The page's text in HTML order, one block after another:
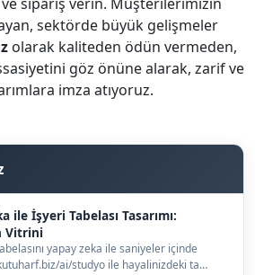
sektörde büyük gelişmeler
olarak kaliteden ödün vermeden,
göz önüne alarak, zarif ve
imza atıyoruz.
ile İşyeri Tabelası Tasarımı:
Vitrini
yapay zeka ile saniyeler içinde
ai/studyo ile hayalinizdeki ta…